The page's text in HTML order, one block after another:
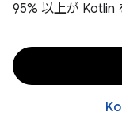
95% 以上が Kotlin